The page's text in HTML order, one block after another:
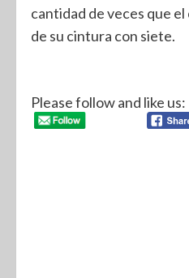
cantidad de veces que
de su cintura con siete.
Please follow and like us: